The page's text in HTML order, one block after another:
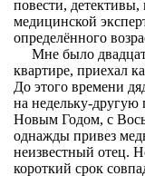
повести,
медицинской
определённого
Мне было
квартире, приехал
До этого времени
на недельку-другую
Новым Годом, с
однажды привез
неизвестный отец.
короткий срок